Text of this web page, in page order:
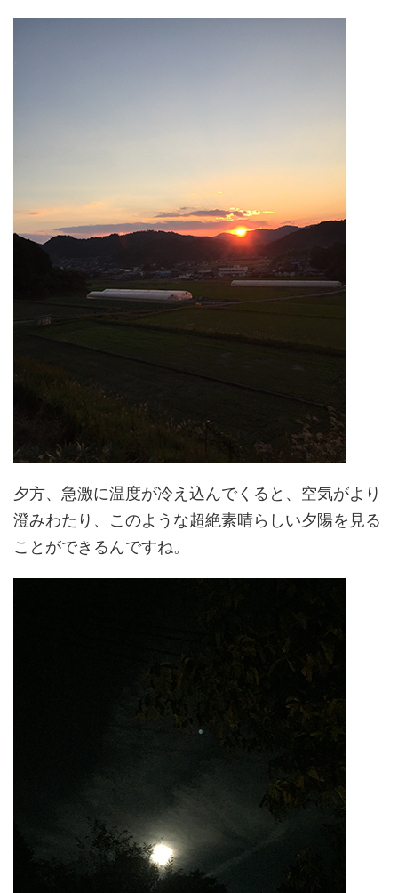
夕方、急激に温度が冷え込んでくると、空気がより
澄みわたり、このような超絶素晴らしい夕陽を見る
ことができるんですね。